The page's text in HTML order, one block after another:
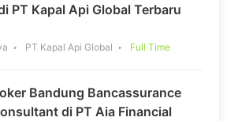
PT Kapal Api Global Terbaru
PT Kapal Api Global Full Time
Bandung Bancassurance
di PT Aia Financial